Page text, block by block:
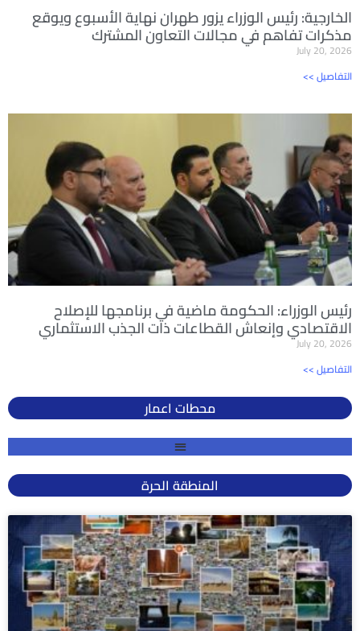
الخارجية: رئيس الوزراء يزور طهران نهاية الأسبوع ويوقع
مذكرات تفاهم في مجالات التعاون المشترك
July 20, 2026
<< التفاصيل
رئيس الوزراء: الحكومة ماضية في برنامجها للإصلاح
الاقتصادي وإنعاش القطاعات ذات الجذب الاستثماري
July 20, 2026
<< التفاصيل
محطات اعمار
المنطقة الحرة